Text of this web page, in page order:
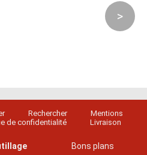
>
Rechercher
Mentions
de confidentialité Livraison
Bons plans